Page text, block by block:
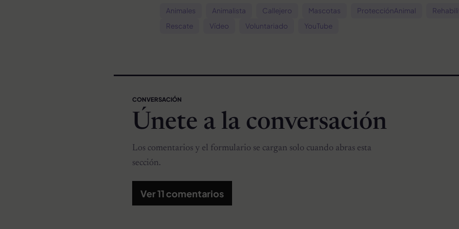
Animales Animalista Callejero Mascotas ProtecciónAnimal
Rescate
Vídeo Voluntariado YouTube
CONVERSACIÓN
Únete a la conversación
Los comentarios y el formulario se cargan solo cuando abras esta
sección.
Ver 11 comentarios